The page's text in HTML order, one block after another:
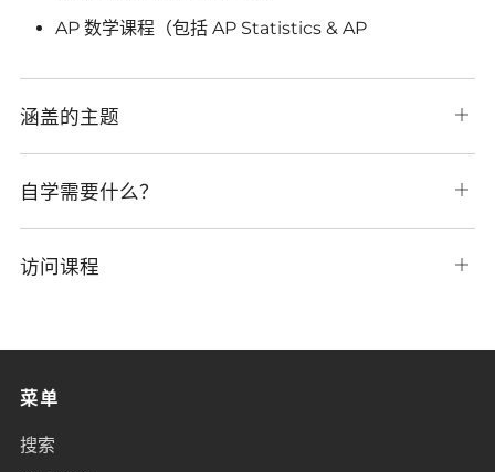
AP 数学课程（包括 AP Statistics & AP
涵盖的主题
打
项
自学需要什么？
打
项
访问课程
打
菜单
搜索